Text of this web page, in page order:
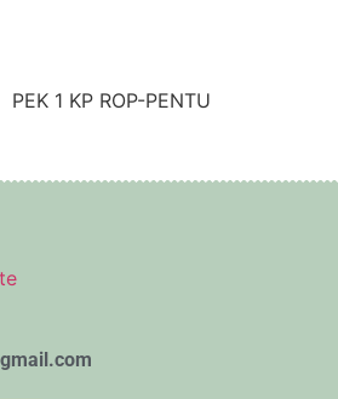
1 KP ROP-PENTU